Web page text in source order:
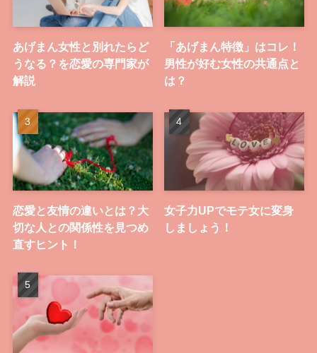
あげまん女性と別れたらど
うなる？を恋愛の専門家が
解説
「あげまん特徴」はコレ！
男性が好む女性の共通点と
は？
恋愛と友情の違いとは？大
切な人との関係性を見つめ
直すヒント！
女子力UPでモテ女に変身
しましょう！